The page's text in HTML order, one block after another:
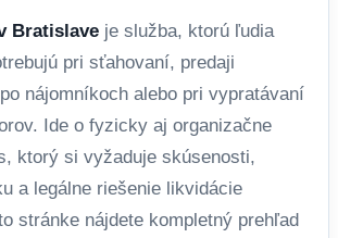
Bratislave je služba, ktorú ľudia
pri sťahovaní, predaji
nájomníkoch alebo pri vypratávaní
Ide o fyzicky aj organizačne
ktorý si vyžaduje skúsenosti,
a legálne riešenie likvidácie
stránke nájdete kompletný prehľad